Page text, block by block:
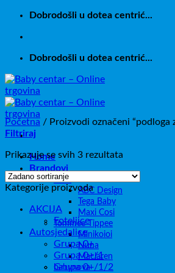
Skip
content
Dobrodošli u dotea centrić...
Dobrodošli u dotea centrić...
Home
Brandovi
Brita
ABC Design
Tega Baby
Maxi Cosi
Tommee Tippee
Minikoioi
Nuna
Maclaren
babynova
Početna / Proizvodi označeni “podloga
Filtriraj
Prikazuje se svih 3 rezultata
Kategorije proizvoda
AKCIJA
Foteljice
Autosjedalice
Grupa 0+
Grupa 0+/1
Grupa 0+/1/2